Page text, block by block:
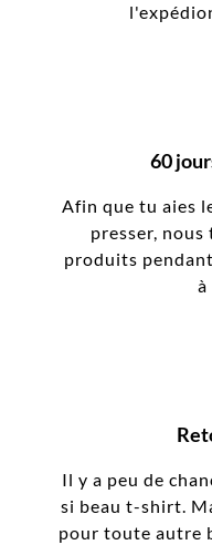
60
Afin que tu aies
presser, nous
produits
à
Il y a peu de
si beau t-shirt.
pour toute autre